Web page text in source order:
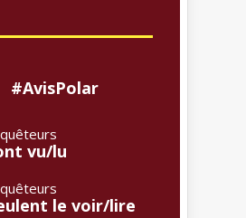
#AvisPolar
vu/lu
le voir/lire